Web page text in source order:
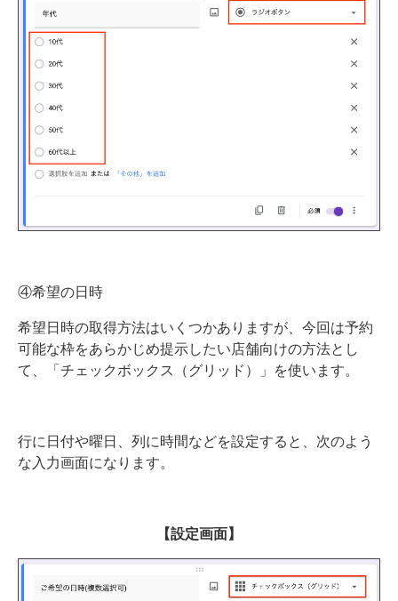
④希望の日時
希望日時の取得方法はいくつかありますが、今回は予約
可能な枠をあらかじめ提示したい店舗向けの方法とし
て、「チェックボックス（グリッド）」を使います。
行に日付や曜日、列に時間などを設定すると、次のよう
な入力画面になります。
【設定画面】